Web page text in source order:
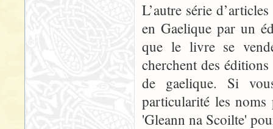
L’autre série
en Gaelique par un
que le livre se
cherchent des
de gaelique. Si
particularité les
'Gleann na Scoilte'